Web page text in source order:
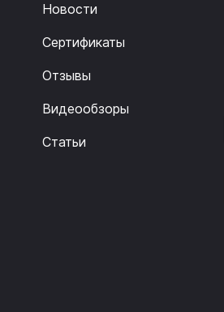
Новости
Сертификаты
Отзывы
Видеообзоры
Статьи